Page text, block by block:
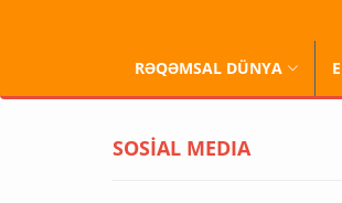
RƏQƏMSAL DÜNYA
SOSİAL MEDIA